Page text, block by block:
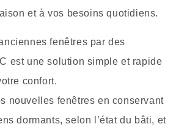
et à vos besoins quotidiens.
fenêtres par des
est une solution simple et rapide
confort.
nouvelles fenêtres en conservant
dormants, selon l’état du bâti, et